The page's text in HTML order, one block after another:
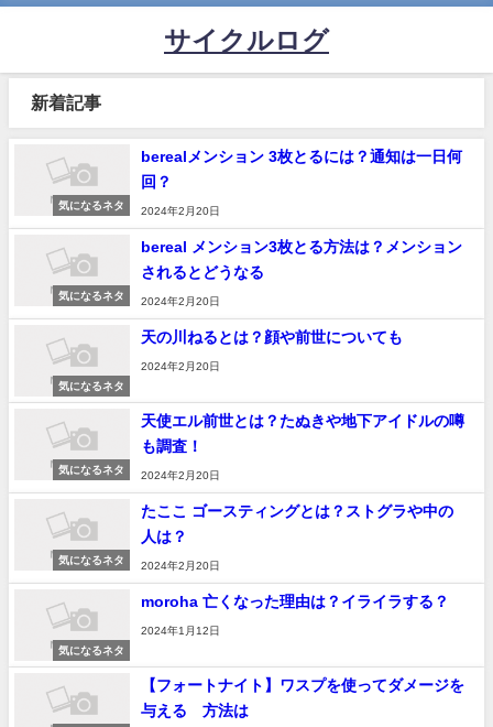
サイクルログ
新着記事
気になるネタ
berealメンション 3枚とるには？通知は一日何
回？
2024年2月20日
気になるネタ
bereal メンション3枚とる方法は？メンション
されるとどうなる
2024年2月20日
気になるネタ
天の川ねるとは？顔や前世についても
2024年2月20日
気になるネタ
天使エル前世とは？たぬきや地下アイドルの噂
も調査！
2024年2月20日
気になるネタ
たここ ゴースティングとは？ストグラや中の
人は？
2024年2月20日
気になるネタ
moroha 亡くなった理由は？イライラする？
2024年1月12日
【フォートナイト】ワスプを使ってダメージを
与える 方法は